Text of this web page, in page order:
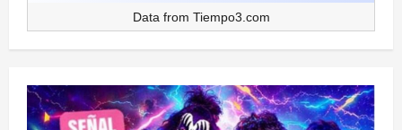
Data from Tiempo3.com